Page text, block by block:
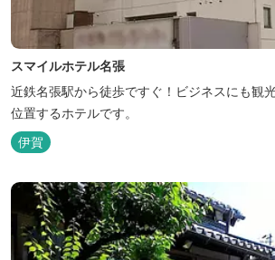
スマイルホテル名張
近鉄名張駅から徒歩ですぐ！ビジネスにも観
位置するホテルです。
伊賀